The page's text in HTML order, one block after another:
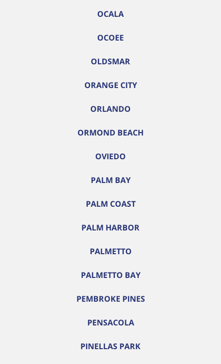
OCALA
OCOEE
OLDSMAR
ORANGE CITY
ORLANDO
ORMOND BEACH
OVIEDO
PALM BAY
PALM COAST
PALM HARBOR
PALMETTO
PALMETTO BAY
PEMBROKE PINES
PENSACOLA
PINELLAS PARK